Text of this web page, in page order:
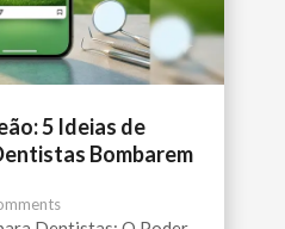
5 Ideias de
Bombarem